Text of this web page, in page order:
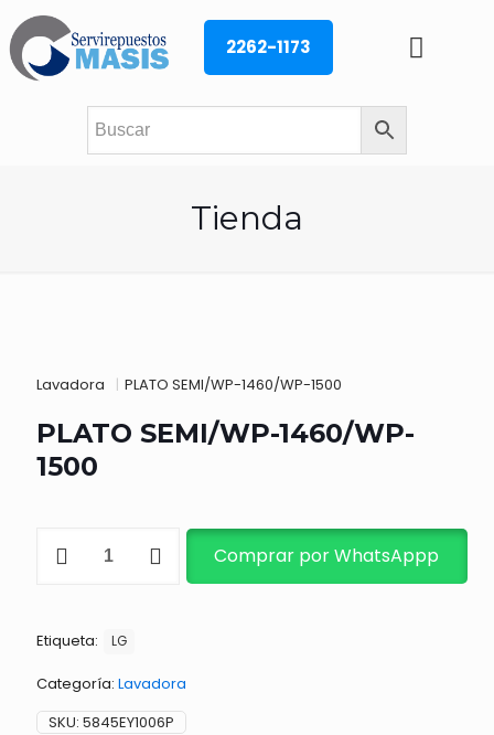
2262-1173
Tienda
Lavadora PLATO SEMI/WP-1460/WP-1500
PLATO SEMI/WP-1460/WP-
1500
SEMI/WP-
Comprar por WhatsAppp
Etiqueta: LG
Categoría: Lavadora
SKU: 5845EY1006P